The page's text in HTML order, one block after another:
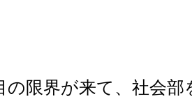
の限界が来て、社会